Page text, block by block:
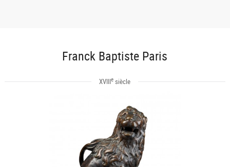
Franck Baptiste Paris
XVIIIe siècle